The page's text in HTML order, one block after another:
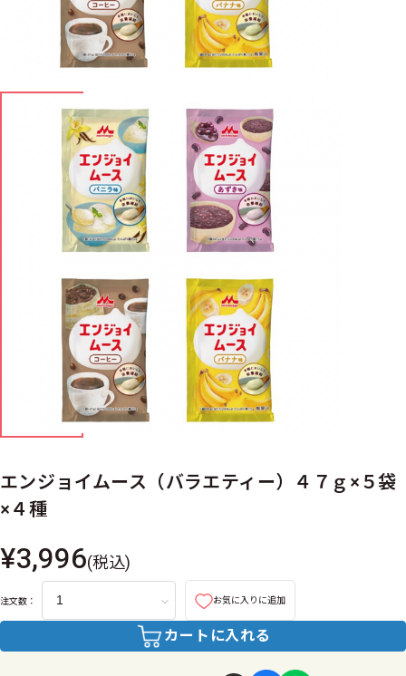
エンジョイムース（バラエティー）４７ｇ×５袋
×４種
¥3,996(税込)
注文数： お気に入りに追加
カートに入れる